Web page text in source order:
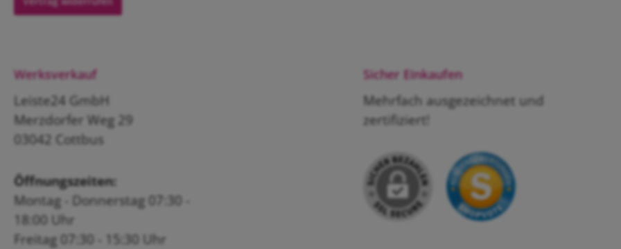
Werksverkauf
Leiste24 GmbH
Merzdorfer Weg 29
03042 Cottbus
Öffnungszeiten:
Montag - Donnerstag 07:30 -
18:00 Uhr
Freitag 07:30 - 15:30 Uhr
Sicher Einkaufen
Mehrfach ausgezeichnet und
zertifiziert!